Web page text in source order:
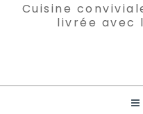
Cuisine
livrée avec